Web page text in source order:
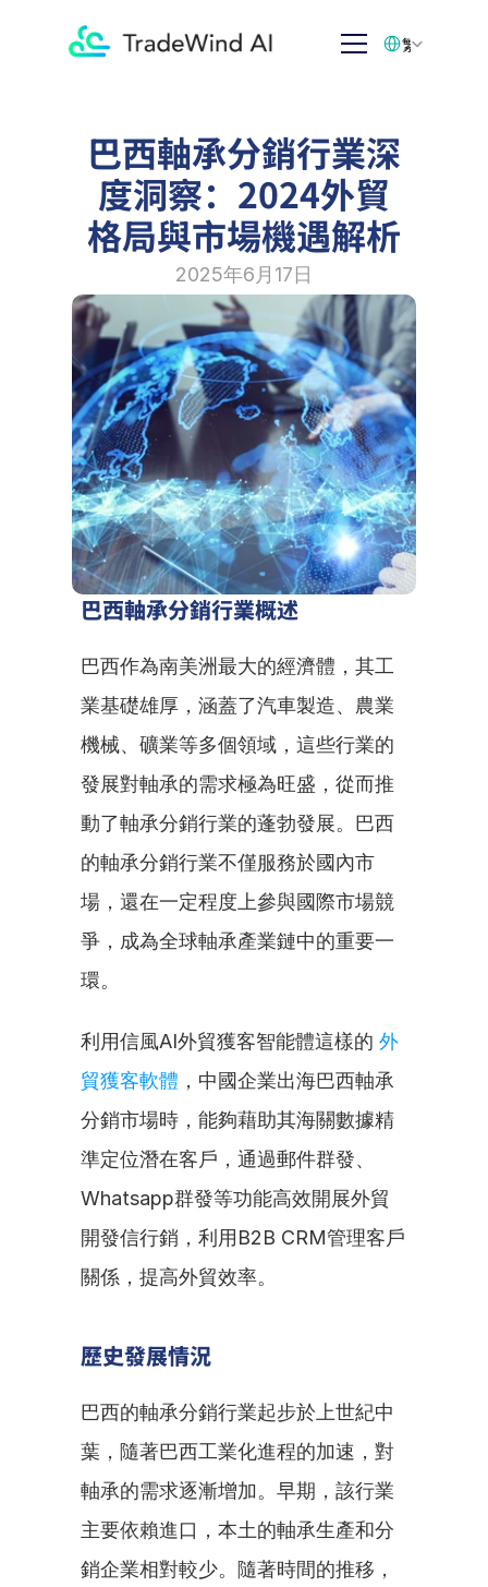
巴西軸承分銷行業深
度洞察：2024外貿
格局與市場機遇解析
2025年6月17日
巴西軸承分銷行業概述
巴西作為南美洲最大的經濟體，其工
業基礎雄厚，涵蓋了汽車製造、農業
機械、礦業等多個領域，這些行業的
發展對軸承的需求極為旺盛，從而推
動了軸承分銷行業的蓬勃發展。巴西
的軸承分銷行業不僅服務於國內市
場，還在一定程度上參與國際市場競
爭，成為全球軸承產業鏈中的重要一
環。
利用信風AI外貿獲客智能體這樣的 外
貿獲客軟體 ，中國企業出海巴西軸承
分銷市場時，能夠藉助其海關數據精
準定位潛在客戶，通過郵件群發、
Whatsapp群發等功能高效開展外貿
開發信行銷，利用B2B CRM管理客戶
關係，提高外貿效率。
歷史發展情況
巴西的軸承分銷行業起步於上世紀中
葉，隨著巴西工業化進程的加速，對
軸承的需求逐漸增加。早期，該行業
主要依賴進口，本土的軸承生產和分
銷企業相對較少。隨著時間的推移，
繁体中文